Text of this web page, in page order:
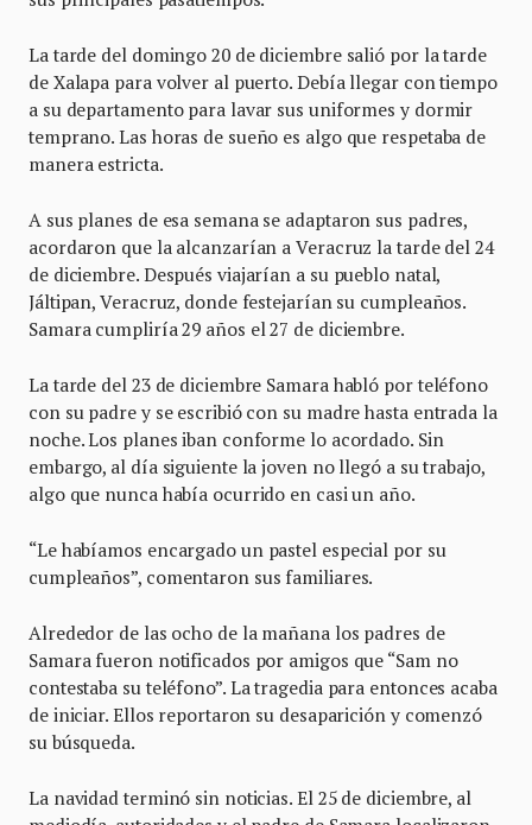
La tarde del domingo 20 de diciembre salió por la tarde
de Xalapa para volver al puerto. Debía llegar con tiempo
a su departamento para lavar sus uniformes y dormir
temprano. Las horas de sueño es algo que respetaba de
manera estricta.
A sus planes de esa semana se adaptaron sus padres,
acordaron que la alcanzarían a Veracruz la tarde del 24
de diciembre. Después viajarían a su pueblo natal,
Jáltipan, Veracruz, donde festejarían su cumpleaños.
Samara cumpliría 29 años el 27 de diciembre.
La tarde del 23 de diciembre Samara habló por teléfono
con su padre y se escribió con su madre hasta entrada la
noche. Los planes iban conforme lo acordado. Sin
embargo, al día siguiente la joven no llegó a su trabajo,
algo que nunca había ocurrido en casi un año.
“Le habíamos encargado un pastel especial por su
cumpleaños”, comentaron sus familiares.
Alrededor de las ocho de la mañana los padres de
Samara fueron notificados por amigos que “Sam no
contestaba su teléfono”. La tragedia para entonces acaba
de iniciar. Ellos reportaron su desaparición y comenzó
su búsqueda.
La navidad terminó sin noticias. El 25 de diciembre, al